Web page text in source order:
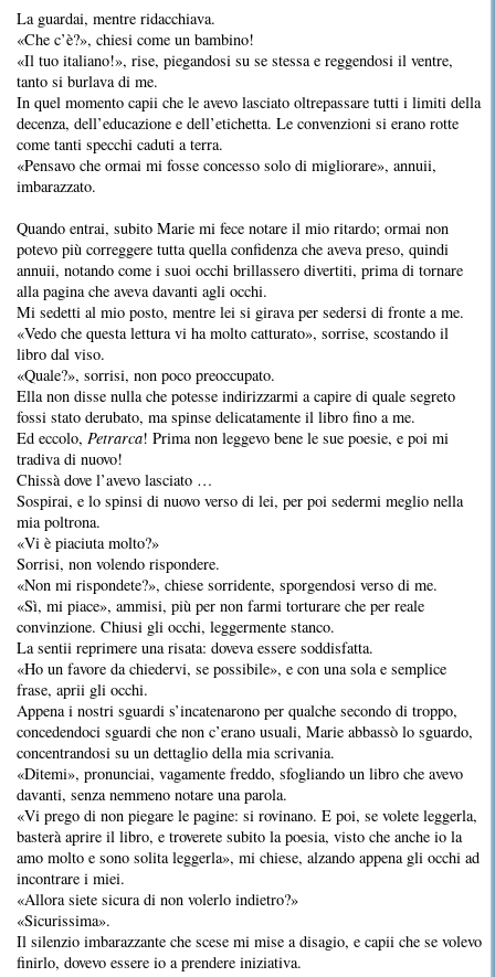
La guardai, mentre ridacchiava.
«Che c’è?», chiesi come un bambino!
«Il tuo italiano!», rise, piegandosi su se stessa e reggendosi il ventre,
tanto si burlava di me.
In quel momento capii che le avevo lasciato oltrepassare tutti i limiti della
decenza, dell’educazione e dell’etichetta. Le convenzioni si erano rotte
come tanti specchi caduti a terra.
«Pensavo che ormai mi fosse concesso solo di migliorare», annuii,
imbarazzato.
Quando entrai, subito Marie mi fece notare il mio ritardo; ormai non
potevo più correggere tutta quella confidenza che aveva preso, quindi
annuii, notando come i suoi occhi brillassero divertiti, prima di tornare
alla pagina che aveva davanti agli occhi.
Mi sedetti al mio posto, mentre lei si girava per sedersi di fronte a me.
«Vedo che questa lettura vi ha molto catturato», sorrise, scostando il
libro dal viso.
«Quale?», sorrisi, non poco preoccupato.
Ella non disse nulla che potesse indirizzarmi a capire di quale segreto
fossi stato derubato, ma spinse delicatamente il libro fino a me.
Ed eccolo, Petrarca! Prima non leggevo bene le sue poesie, e poi mi
tradiva di nuovo!
Chissà dove l’avevo lasciato …
Sospirai, e lo spinsi di nuovo verso di lei, per poi sedermi meglio nella
mia poltrona.
«Vi è piaciuta molto?»
Sorrisi, non volendo rispondere.
«Non mi rispondete?», chiese sorridente, sporgendosi verso di me.
«Sì, mi piace», ammisi, più per non farmi torturare che per reale
convinzione. Chiusi gli occhi, leggermente stanco.
La sentii reprimere una risata: doveva essere soddisfatta.
«Ho un favore da chiedervi, se possibile», e con una sola e semplice
frase, aprii gli occhi.
Appena i nostri sguardi s’incatenarono per qualche secondo di troppo,
concedendoci sguardi che non c’erano usuali, Marie abbassò lo sguardo,
concentrandosi su un dettaglio della mia scrivania.
«Ditemi», pronunciai, vagamente freddo, sfogliando un libro che avevo
davanti, senza nemmeno notare una parola.
«Vi prego di non piegare le pagine: si rovinano. E poi, se volete leggerla,
basterà aprire il libro, e troverete subito la poesia, visto che anche io la
amo molto e sono solita leggerla», mi chiese, alzando appena gli occhi ad
incontrare i miei.
«Allora siete sicura di non volerlo indietro?»
«Sicurissima».
Il silenzio imbarazzante che scese mi mise a disagio, e capii che se volevo
finirlo, dovevo essere io a prendere iniziativa.